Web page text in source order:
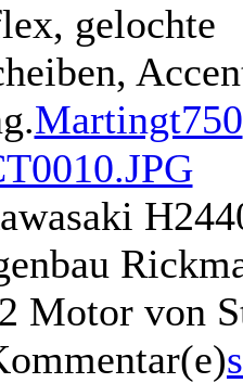
gelochte
Martingt750
H2
Motor von